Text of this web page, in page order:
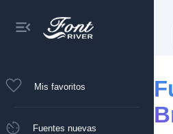
Mis favoritos
Fuentes nuevas